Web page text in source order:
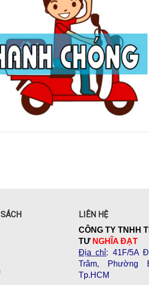
LIÊN HỆ
CÔNG TY TNHH
TƯ NGHĨA ĐẠT
Địa chỉ: 41F/5A
Trâm, Phường
Tp.HCM